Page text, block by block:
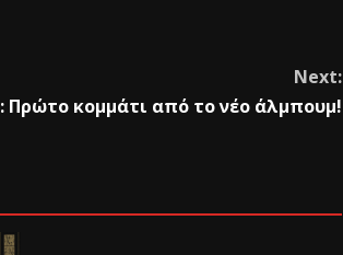
Next:
Πρώτο κομμάτι από το νέο άλμπουμ!